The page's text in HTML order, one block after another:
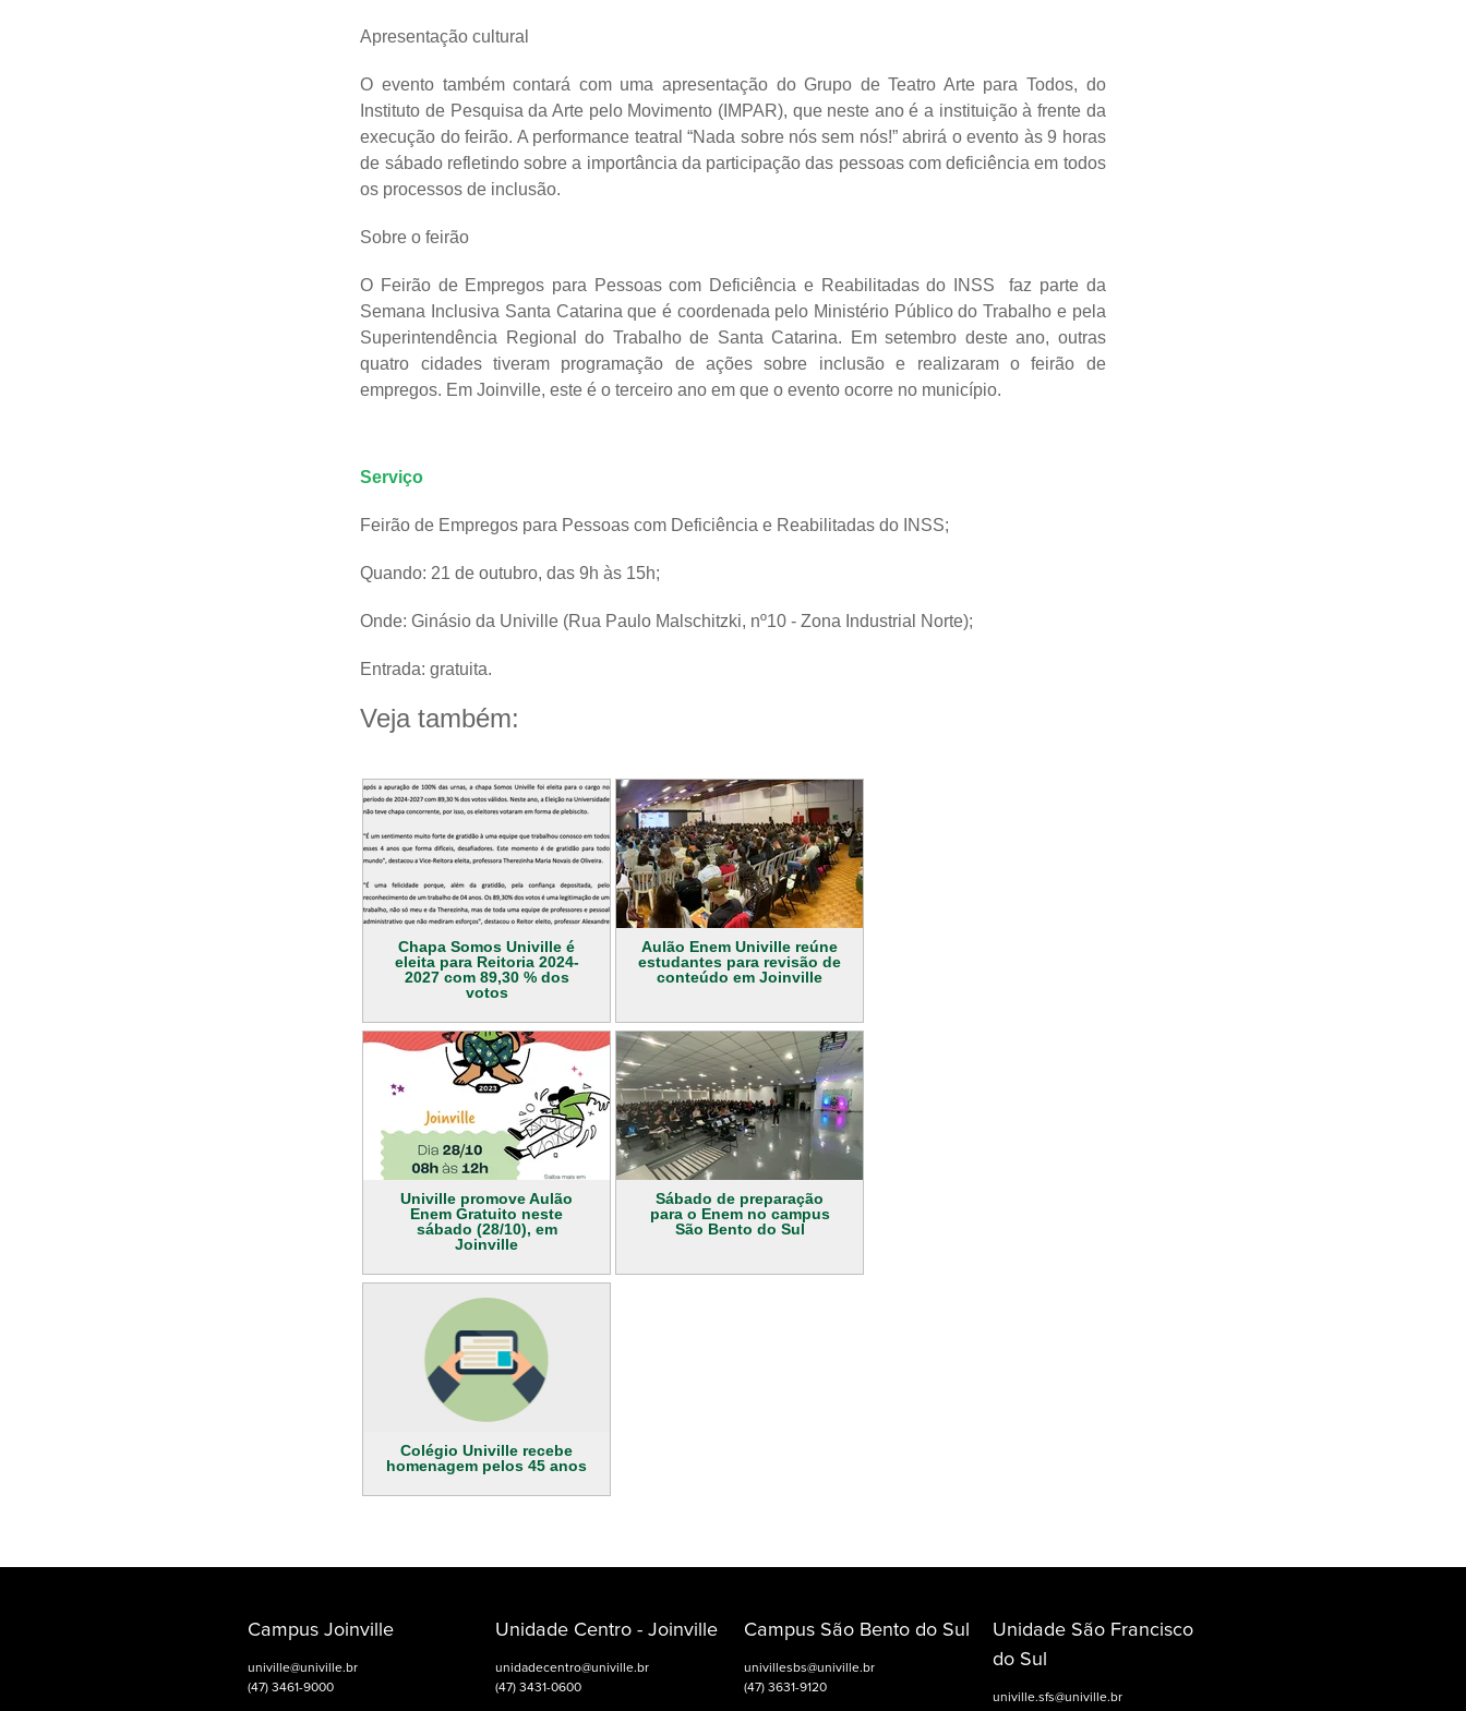
Apresentação cultural
O evento também contará com uma apresentação do Grupo de Teatro Arte para Todos, do
Instituto de Pesquisa da Arte pelo Movimento (IMPAR), que neste ano é a instituição à frente da
execução do feirão. A performance teatral “Nada sobre nós sem nós!” abrirá o evento às 9 horas
de sábado refletindo sobre a importância da participação das pessoas com deficiência em todos
os processos de inclusão.
Sobre o feirão
O Feirão de Empregos para Pessoas com Deficiência e Reabilitadas do INSS faz parte da
Semana Inclusiva Santa Catarina que é coordenada pelo Ministério Público do Trabalho e pela
Superintendência Regional do Trabalho de Santa Catarina. Em setembro deste ano, outras
quatro cidades tiveram programação de ações sobre inclusão e realizaram o feirão de
empregos. Em Joinville, este é o terceiro ano em que o evento ocorre no município.
Serviço
Feirão de Empregos para Pessoas com Deficiência e Reabilitadas do INSS;
Quando: 21 de outubro, das 9h às 15h;
Onde: Ginásio da Univille (Rua Paulo Malschitzki, nº10 - Zona Industrial Norte);
Entrada: gratuita.
Veja também:
Chapa Somos Univille é
eleita para Reitoria 2024-
2027 com 89,30 % dos
votos
Aulão Enem Univille reúne
estudantes para revisão de
conteúdo em Joinville
Univille promove Aulão
Enem Gratuito neste
sábado (28/10), em
Joinville
Sábado de preparação
para o Enem no campus
São Bento do Sul
Colégio Univille recebe
homenagem pelos 45 anos
Campus Joinville
univille@univille.br
(47) 3461-9000
Unidade Centro - Joinville
unidadecentro@univille.br
(47) 3431-0600
Campus São Bento do Sul
univillesbs@univille.br
(47) 3631-9120
Unidade São Francisco
do Sul
univille.sfs@univille.br